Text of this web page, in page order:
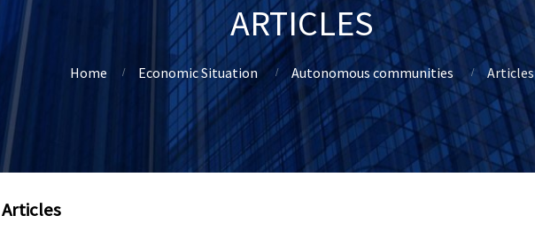
ARTICLES
Home Economic Situation Autonomous communities Articles
Articles